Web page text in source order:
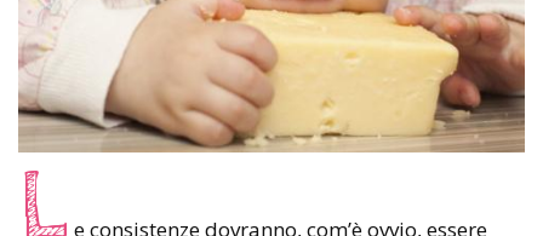
L e consistenze dovranno, com’è ovvio, essere